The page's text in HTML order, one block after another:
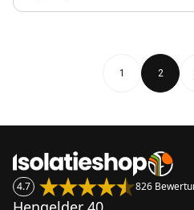
1 2
4.7 826